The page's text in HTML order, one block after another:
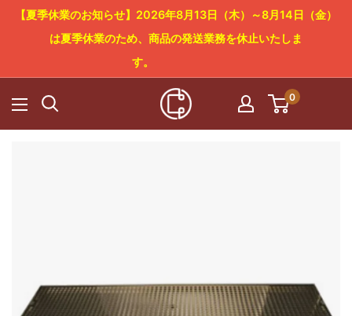
ン
【夏季休業のお知らせ】2026年8月13日（木）～8月14日（金）
は夏季休業のため、商品の発送業務を休止いたしま
す。
Cowboy
Craft
0